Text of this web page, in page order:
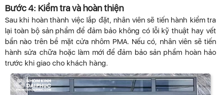
Bước 4: Kiểm tra và hoàn thiện
Sau khi hoàn thành việc lắp đặt, nhân viên sẽ tiến hành kiểm tra
lại toàn bộ sản phẩm để đảm bảo không có lỗi kỹ thuật hay vết
bẩn nào trên bề mặt cửa nhôm PMA. Nếu có, nhân viên sẽ tiến
hành sửa chữa hoặc làm mới để đảm bảo sản phẩm hoàn hảo
trước khi giao cho khách hàng.